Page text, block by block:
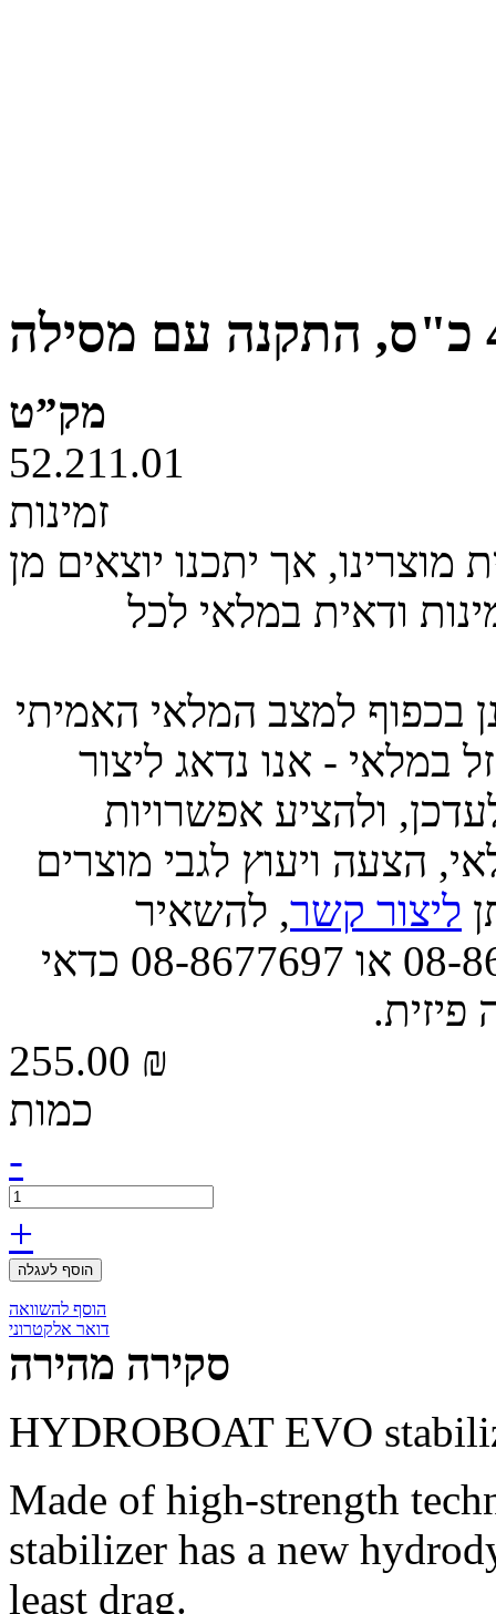
מק”ט
52.211.01
זמינות
אך יתכנו יוצאים מן
ודאית במלאי לכל
בכפוף למצב המלאי האמיתי
במלאי - אנו נדאג ליצור
ולהציע אפשרויות
הצעה ויעוץ לגבי מוצרים
ליצור קשר, להשאיר
הודעה, או לפנות אלינו בטל' 08-8677663 או 08-8677697 כדאי
פיזית.
255.00 ₪
כמות
-
+
הוסף לעגלה
הוסף להשוואה
דואר אלקטרוני
סקירה מהירה
HYDROBOAT EVO
Made of high-strength
stabilizer has a new
least drag.